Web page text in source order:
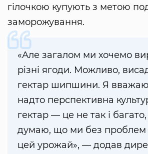
гілочкою купують з метою
заморожування.
«Але загалом ми хочемо
різні ягоди. Можливо,
гектар шипшини. Я
надто перспективна
гектар — це не так і
думаю, що ми без проблем
цей урожай», — додав